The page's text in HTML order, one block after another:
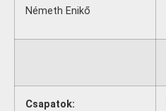
Németh Enikő
Csapatok: